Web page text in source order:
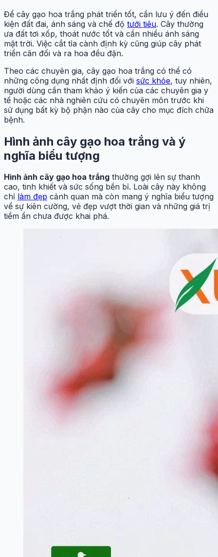
Để cây gạo hoa trắng phát triển tốt, cần lưu ý đến điều
kiện đất đai, ánh sáng và chế độ tưới tiêu. Cây thường
ưa đất tơi xốp, thoát nước tốt và cần nhiều ánh sáng
mặt trời. Việc cắt tỉa cành định kỳ cũng giúp cây phát
triển cân đối và ra hoa đều đặn.
Theo các chuyên gia, cây gạo hoa trắng có thể có
những công dụng nhất định đối với sức khỏe, tuy nhiên,
người dùng cần tham khảo ý kiến của các chuyên gia y
tế hoặc các nhà nghiên cứu có chuyên môn trước khi
sử dụng bất kỳ bộ phận nào của cây cho mục đích chữa
bệnh.
Hình ảnh cây gạo hoa trắng và ý
nghĩa biểu tượng
Hình ảnh cây gạo hoa trắng thường gợi lên sự thanh
cao, tinh khiết và sức sống bền bỉ. Loài cây này không
chỉ làm đẹp cảnh quan mà còn mang ý nghĩa biểu tượng
về sự kiên cường, vẻ đẹp vượt thời gian và những giá trị
tiềm ẩn chưa được khai phá.